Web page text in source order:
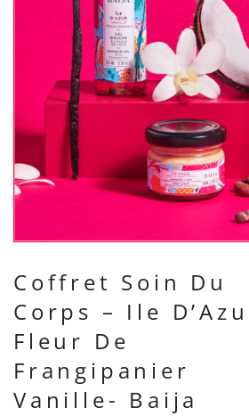
Coffret Soin Du
Corps – Ile
Fleur De
Frangipanier
Vanille- Baija